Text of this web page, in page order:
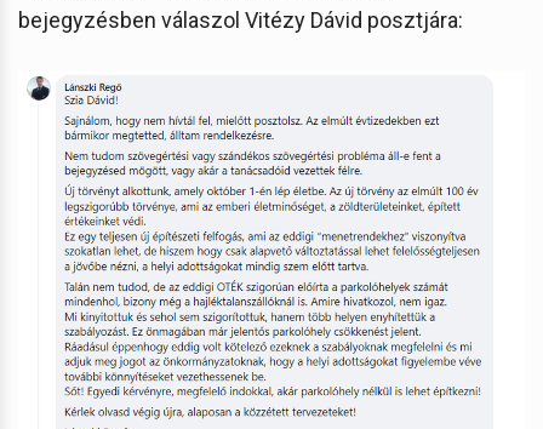
bejegyzésben válaszol Vitézy Dávid posztjára: